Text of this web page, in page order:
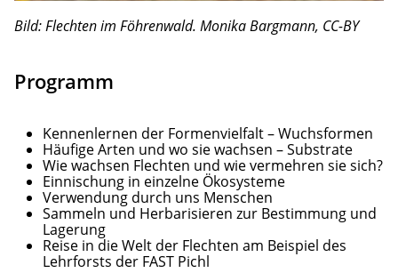
Bild: Flechten im Föhrenwald. Monika Bargmann, CC-BY
Programm
Kennenlernen der Formenvielfalt – Wuchsformen
Häufige Arten und wo sie wachsen – Substrate
Wie wachsen Flechten und wie vermehren sie sich?
Einnischung in einzelne Ökosysteme
Verwendung durch uns Menschen
Sammeln und Herbarisieren zur Bestimmung und
Lagerung
Reise in die Welt der Flechten am Beispiel des
Lehrforsts der FAST Pichl